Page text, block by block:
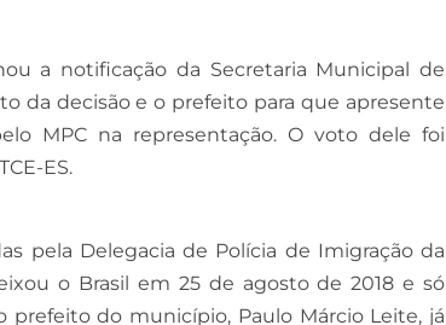
a notificação da Secretaria Municipal de
da decisão e o prefeito para que apresente
MPC na representação. O voto dele foi
ES.
pela Delegacia de Polícia de Imigração da
o Brasil em 25 de agosto de 2018 e só
do município, Paulo Márcio Leite, já